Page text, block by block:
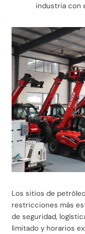
industria con
Los sitios de
restricciones más
de seguridad,
limitado y horarios